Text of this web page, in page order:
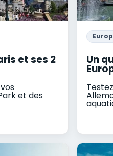
et ses 2
et des
Un